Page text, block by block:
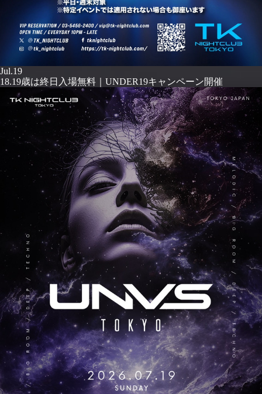
Jul.19
18.19歳は終日入場無料｜UNDER19キャンペーン開催